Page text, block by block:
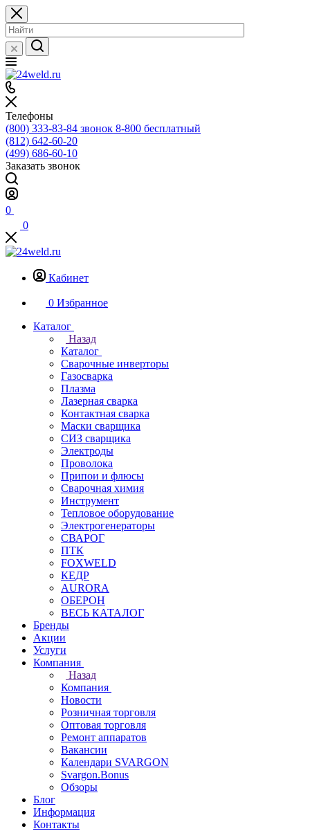
Телефоны
(800) 333-83-84 звонок 8-800 бесплатный
(812) 642-60-20
(499) 686-60-10
Заказать звонок
0
0
Кабинет
0 Избранное
Каталог
Назад
Каталог
Сварочные инверторы
Газосварка
Плазма
Лазерная сварка
Контактная сварка
Маски сварщика
СИЗ сварщика
Электроды
Проволока
Припои и флюсы
Сварочная химия
Инструмент
Тепловое оборудование
Электрогенераторы
СВАРОГ
ПТК
FOXWELD
КЕДР
AURORA
ОБЕРОН
ВЕСЬ КАТАЛОГ
Бренды
Акции
Услуги
Компания
Назад
Компания
Новости
Розничная торговля
Оптовая торговля
Ремонт аппаратов
Вакансии
Календари SVARGON
Svargon.Bonus
Обзоры
Блог
Информация
Контакты